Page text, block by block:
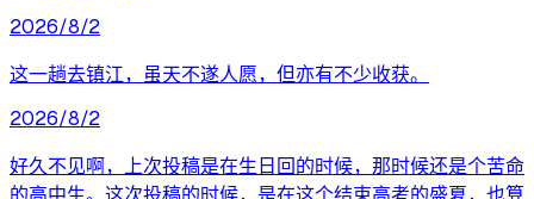
2026/8/2
这一趟去镇江，虽天不遂人愿，但亦有不少收获。
2026/8/2
好久不见啊，上次投稿是在生日回的时候，那时候还是个苦命